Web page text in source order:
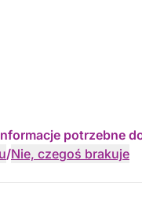
potrzebne
/Nie, czegoś brakuje